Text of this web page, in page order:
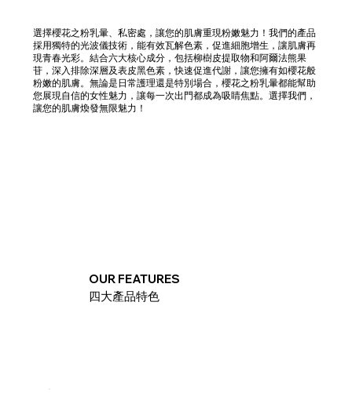
選擇櫻花之粉乳暈、私密處，讓您的肌膚重現粉嫩魅力！我們的產品
採用獨特的光波儀技術，能有效瓦解色素，促進細胞增生，讓肌膚再
現青春光彩。結合六大核心成分，包括柳樹皮提取物和阿爾法熊果
苷，深入排除深層及表皮黑色素，快速促進代謝，讓您擁有如櫻花般
粉嫩的肌膚。無論是日常護理還是特別場合，櫻花之粉乳暈都能幫助
您展現自信的女性魅力，讓每一次出門都成為吸睛焦點。選擇我們，
讓您的肌膚煥發無限魅力！
OUR FEATURES
四大產品特色